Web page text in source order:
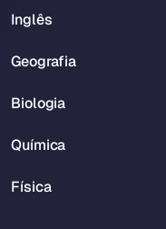
Inglês
Geografia
Biologia
Química
Física